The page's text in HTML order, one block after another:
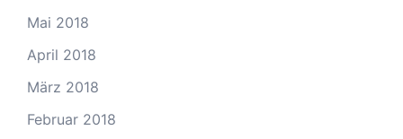
Mai 2018
April 2018
März 2018
Februar 2018